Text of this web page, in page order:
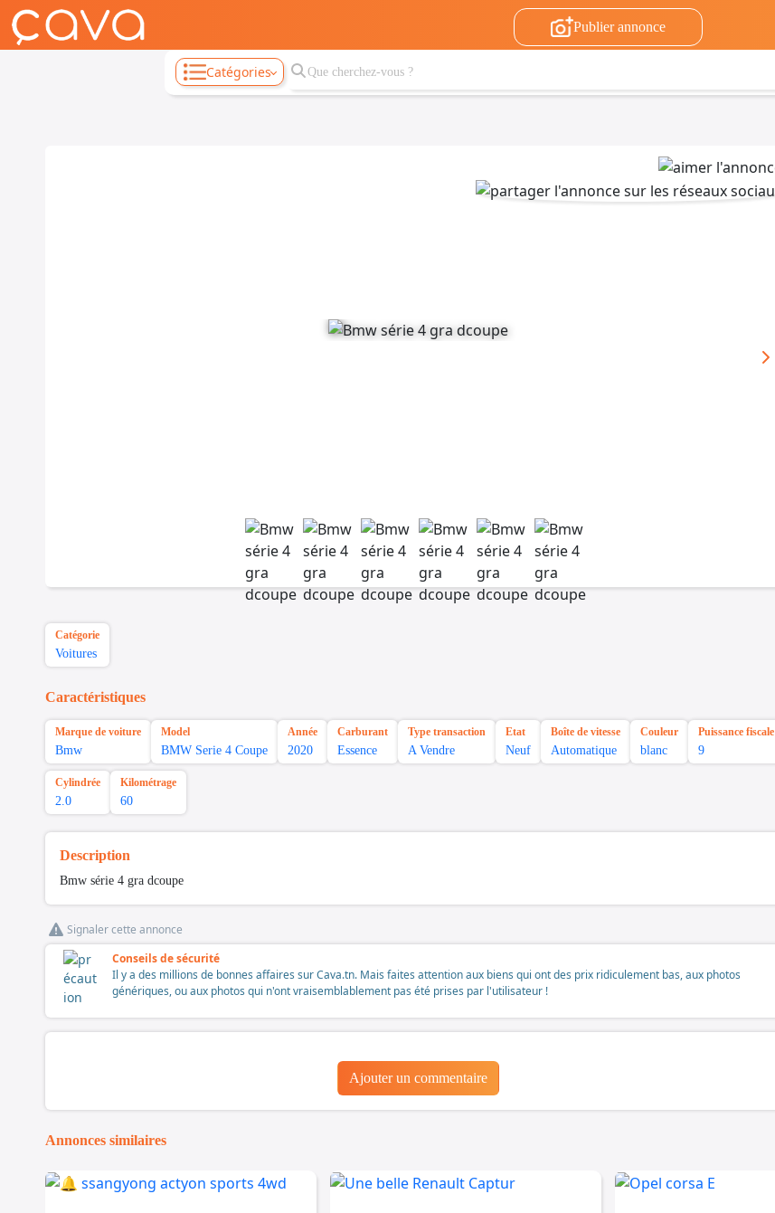
Publier annonce
Catégories
Catégorie
Voitures
Caractéristiques
Marque de voiture
Bmw
Model
BMW Serie 4 Coupe
Année
2020
Carburant
Essence
Type transaction
A Vendre
Etat
Neuf
Boîte de vitesse
Automatique
Couleur
blanc
Puissance fiscale
9
Cylindrée
2.0
Kilométrage
60
Description
Bmw série 4 gra dcoupe
Signaler cette annonce
Conseils de sécurité
Il y a des millions de bonnes affaires sur Cava.tn. Mais faites attention aux biens qui ont des prix ridiculement bas, aux photos
génériques, ou aux photos qui n'ont vraisemblablement pas été prises par l'utilisateur !
Ajouter un commentaire
Annonces similaires